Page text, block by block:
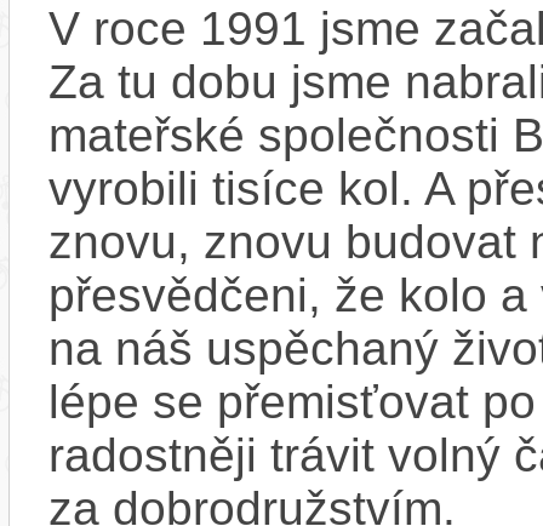
V roce 1991 jsme
Za tu dobu jsme
mateřské společnosti
vyrobili tisíce kol. A
znovu, znovu budovat
přesvědčeni, že kolo
na náš uspěchaný
lépe se přemisťovat
radostněji trávit volný
za dobrodružstvím.